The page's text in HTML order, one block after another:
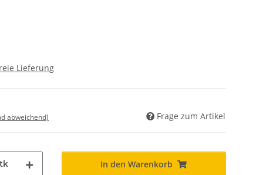
Lieferung
abweichend) Frage zum Artikel
In den Warenkorb